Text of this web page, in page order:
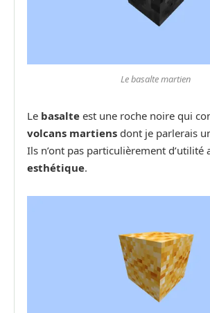
Le basalte martien
Le basalte est une roche noire qui
volcans martiens dont je parlerais
Ils n’ont pas particulièrement d’utilité
esthétique.